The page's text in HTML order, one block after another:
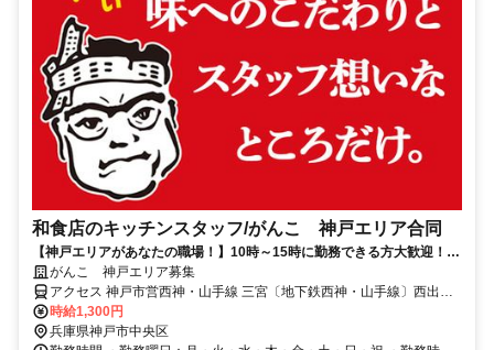
和食店のキッチンスタッフ/がんこ 神戸エリア合同
【神戸エリアがあなたの職場！】10時～15時に勤務できる方大歓迎！週
1/2h～OK☆高時給1,300円！まかないありの調理＆洗い場スタッフ♪
がんこ 神戸エリア募集
アクセス 神戸市営西神・山手線 三宮〔地下鉄西神・山手線〕西出口1
徒歩約4分、阪急神戸本線 神戸三宮〔阪急線〕西口徒歩約4分、神戸
高速鉄道東西線 神戸三宮〔阪急線〕西口徒歩約4分
時給1,300円
兵庫県神戸市中央区